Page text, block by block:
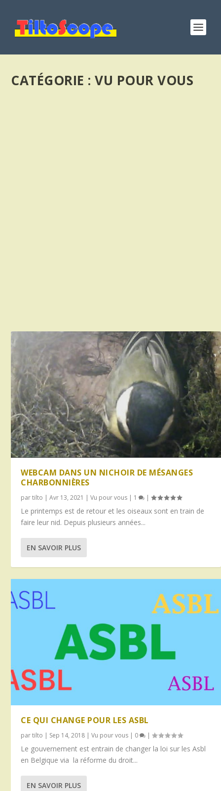
CATÉGORIE :VU POUR VOUS
WEBCAM DANS UN NICHOIR DE MÉSANGES
CHARBONNIÈRES
partilto |Avr 13, 2021 |Vu pour vous | 1 |
Le printemps est de retour et les oiseaux sont en train de
faire leur nid. Depuis plusieurs années...
EN SAVOIR PLUS
CE QUI CHANGE POUR LES ASBL
partilto | Sep 14, 2018 |Vu pour vous | 0 |
Le gouvernement est entrain de changer la loi sur les Asbl
en Belgique via la réforme du droit...
EN SAVOIR PLUS